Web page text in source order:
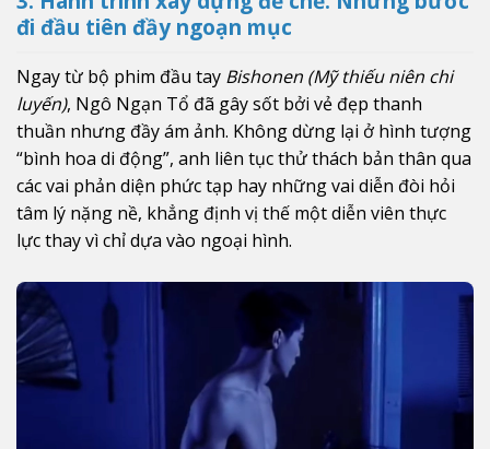
đi đầu tiên đầy ngoạn mục
Ngay từ bộ phim đầu tay Bishonen (Mỹ thiếu niên chi
luyến), Ngô Ngạn Tổ đã gây sốt bởi vẻ đẹp thanh
thuần nhưng đầy ám ảnh. Không dừng lại ở hình tượng
“bình hoa di động”, anh liên tục thử thách bản thân qua
các vai phản diện phức tạp hay những vai diễn đòi hỏi
tâm lý nặng nề, khẳng định vị thế một diễn viên thực
lực thay vì chỉ dựa vào ngoại hình.